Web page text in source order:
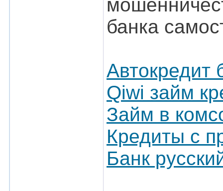
банка
Автокредит
Qiwi займ
Займ в
Кредиты с
Банк